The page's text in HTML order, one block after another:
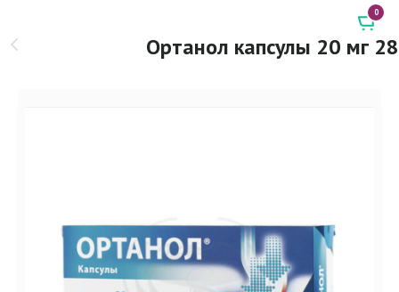
Ортанол капсулы 20 мг 28
0